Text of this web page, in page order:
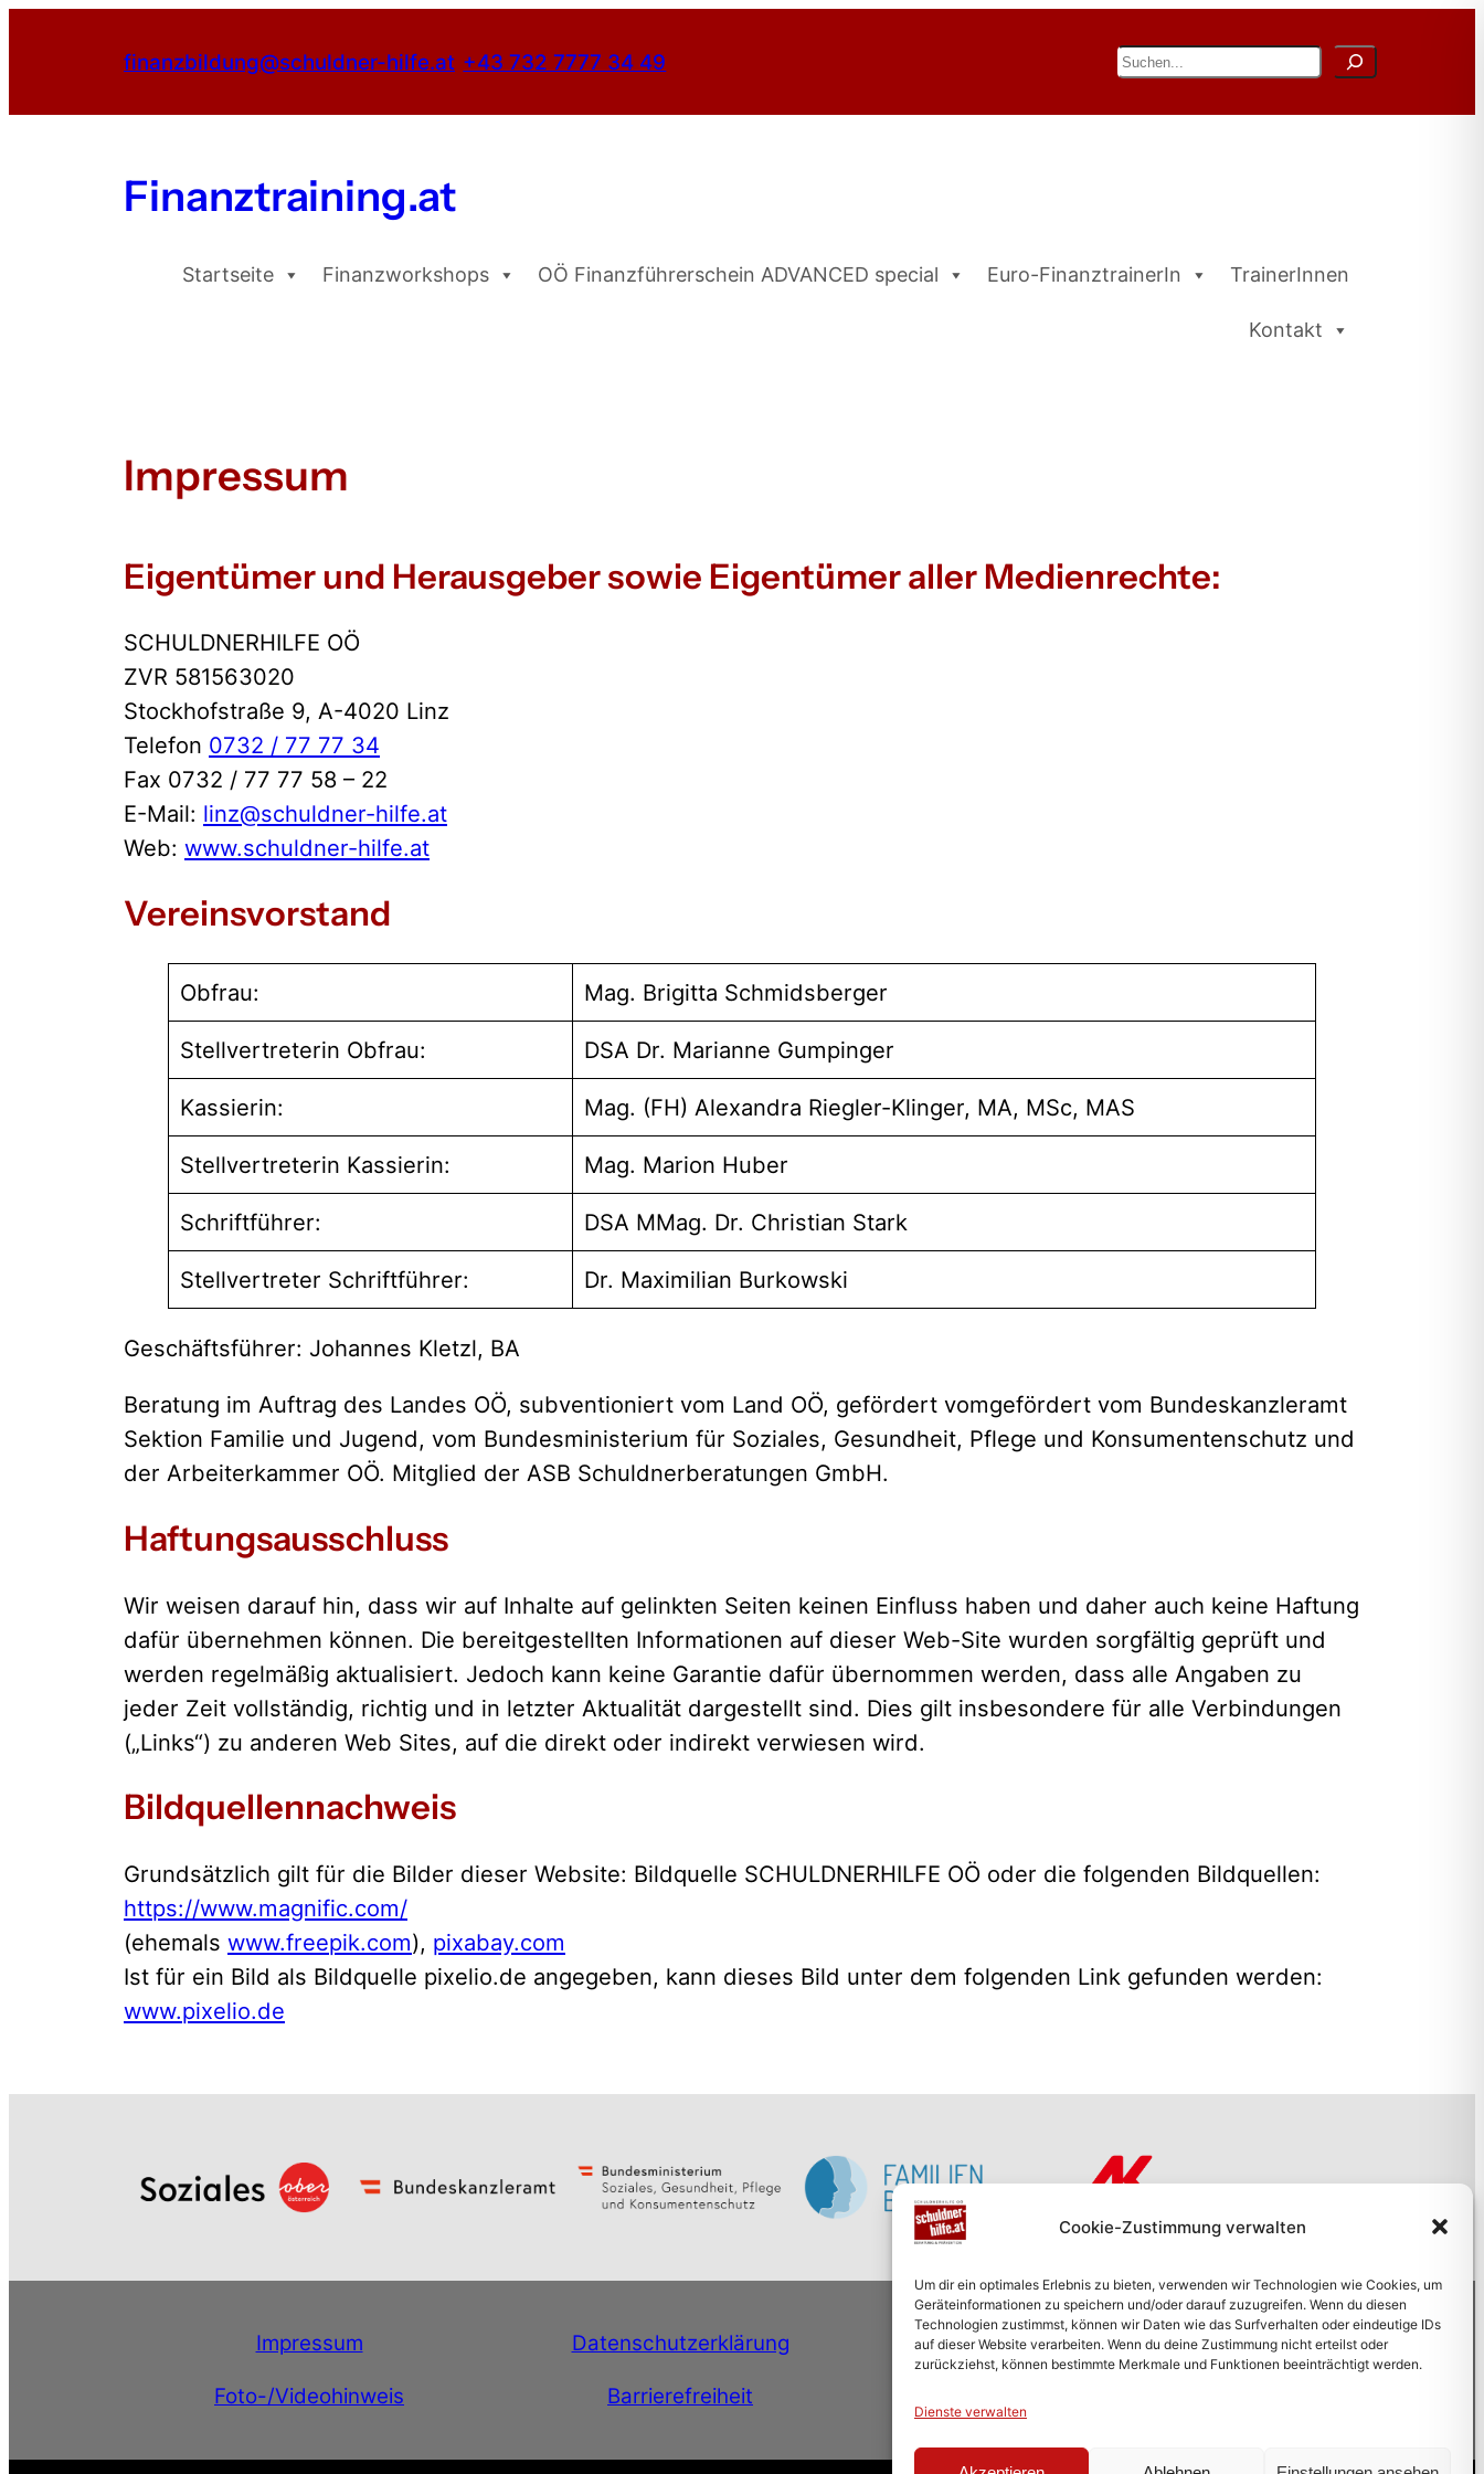
Cookie-Zustimmung verwalten
Um dir ein optimales Erlebnis zu bieten, verwenden wir Technologien wie Cookies, um
Geräteinformationen zu speichern und/oder darauf zuzugreifen. Wenn du diesen
Technologien zustimmst, können wir Daten wie das Surfverhalten oder eindeutige IDs
auf dieser Website verarbeiten. Wenn du deine Zustimmung nicht erteilst oder
zurückziehst, können bestimmte Merkmale und Funktionen beeinträchtigt werden.
Dienste verwalten
finanzbildung@schuldner-hilfe.at +43 732 7777 34 49 Suchen
Finanztraining.at
Startseite Finanzworkshops OÖ Finanzführerschein ADVANCED special Euro-FinanztrainerIn TrainerInnen
Kontakt
Impressum
Eigentümer und Herausgeber sowie Eigentümer aller Medienrechte:
SCHULDNERHILFE OÖ
ZVR 581563020
Stockhofstraße 9, A-4020 Linz
Telefon 0732 / 77 77 34
Fax 0732 / 77 77 58 – 22
E-Mail: linz@schuldner-hilfe.at
Web: www.schuldner-hilfe.at
Vereinsvorstand
Obfrau: Mag. Brigitta Schmidsberger
Stellvertreterin Obfrau: DSA Dr. Marianne Gumpinger
Kassierin: Mag. (FH) Alexandra Riegler-Klinger, MA, MSc, MAS
Stellvertreterin Kassierin: Mag. Marion Huber
Schriftführer: DSA MMag. Dr. Christian Stark
Stellvertreter Schriftführer: Dr. Maximilian Burkowski
Geschäftsführer: Johannes Kletzl, BA
Beratung im Auftrag des Landes OÖ, subventioniert vom Land OÖ, gefördert vomgefördert vom Bundeskanzleramt
Sektion Familie und Jugend, vom Bundesministerium für Soziales, Gesundheit, Pflege und Konsumentenschutz und
der Arbeiterkammer OÖ. Mitglied der ASB Schuldnerberatungen GmbH.
Haftungsausschluss
Wir weisen darauf hin, dass wir auf Inhalte auf gelinkten Seiten keinen Einfluss haben und daher auch keine Haftung
dafür übernehmen können. Die bereitgestellten Informationen auf dieser Web-Site wurden sorgfältig geprüft und
werden regelmäßig aktualisiert. Jedoch kann keine Garantie dafür übernommen werden, dass alle Angaben zu
jeder Zeit vollständig, richtig und in letzter Aktualität dargestellt sind. Dies gilt insbesondere für alle Verbindungen
(„Links“) zu anderen Web Sites, auf die direkt oder indirekt verwiesen wird.
Bildquellennachweis
Grundsätzlich gilt für die Bilder dieser Website: Bildquelle SCHULDNERHILFE OÖ oder die folgenden Bildquellen:
https://www.magnific.com/
(ehemals www.freepik.com), pixabay.com
Ist für ein Bild als Bildquelle pixelio.de angegeben, kann dieses Bild unter dem folgenden Link gefunden werden:
www.pixelio.de
Impressum
Foto-/Videohinweis
Datenschutzerklärung
Barrierefreiheit
Cookie-Richtlinie